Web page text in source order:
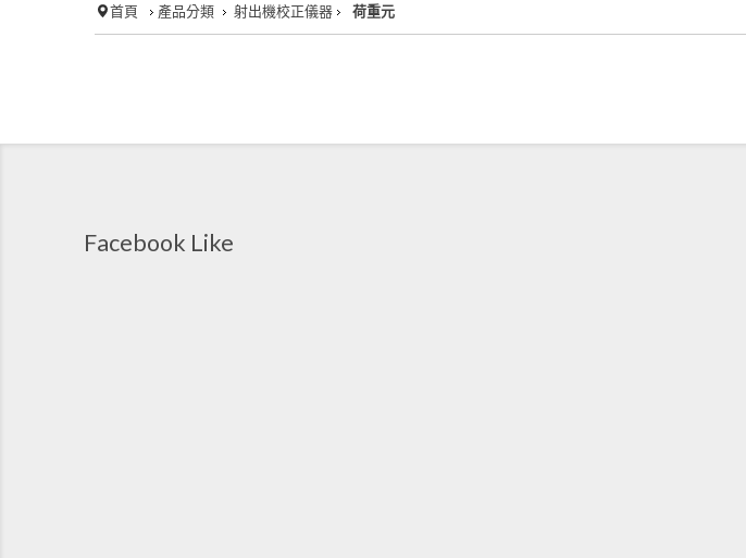
首頁 產品分類 射出機校正儀器 荷重元
Facebook Like